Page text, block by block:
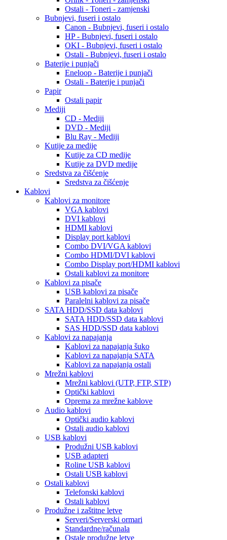
Ostali - Toneri - zamjenski
Bubnjevi, fuseri i ostalo
Canon - Bubnjevi, fuseri i ostalo
HP - Bubnjevi, fuseri i ostalo
OKI - Bubnjevi, fuseri i ostalo
Ostali - Bubnjevi, fuseri i ostalo
Baterije i punjači
Eneloop - Baterije i punjači
Ostali - Baterije i punjači
Papir
Ostali papir
Mediji
CD - Mediji
DVD - Mediji
Blu Ray - Mediji
Kutije za medije
Kutije za CD medije
Kutije za DVD medije
Sredstva za čišćenje
Sredstva za čišćenje
Kablovi
Kablovi za monitore
VGA kablovi
DVI kablovi
HDMI kablovi
Display port kablovi
Combo DVI/VGA kablovi
Combo HDMI/DVI kablovi
Combo Display port/HDMI kablovi
Ostali kablovi za monitore
Kablovi za pisače
USB kablovi za pisače
Paralelni kablovi za pisače
SATA HDD/SSD data kablovi
SATA HDD/SSD data kablovi
SAS HDD/SSD data kablovi
Kablovi za napajanja
Kablovi za napajanja šuko
Kablovi za napajanja SATA
Kablovi za napajanja ostali
Mrežni kablovi
Mrežni kablovi (UTP, FTP, STP)
Optički kablovi
Oprema za mrežne kablove
Audio kablovi
Optički audio kablovi
Ostali audio kablovi
USB kablovi
Produžni USB kablovi
USB adapteri
Roline USB kablovi
Ostali USB kablovi
Ostali kablovi
Telefonski kablovi
Ostali kablovi
Produžne i zaštitne letve
Serveri/Serverski ormari
Standardne/računala
Ostale produžne letve